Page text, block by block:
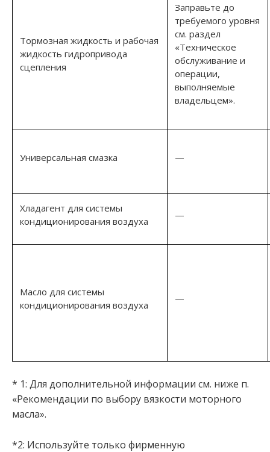
Тормозная жидкость и рабочая
жидкость гидропривода
сцепления
Заправьте до
требуемого уровня
см. раздел
«Техническое
обслуживание и
операции,
выполняемые
владельцем».
Универсальная смазка —
Хладагент для системы
кондиционирования воздуха
—
Масло для системы
кондиционирования воздуха
—
* 1: Для дополнительной информации см. ниже п.
«Рекомендации по выбору вязкости моторного
масла».
*2: Используйте только фирменную